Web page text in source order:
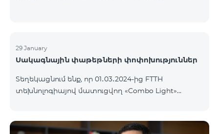
29 January
Սակագնային փաթեթների փոփոխություններ
Տեղեկացնում ենք, որ 01․03․2024-ից FTTH
տեխնոլոգիայով մատուցվող «Combo Light»
Մարզային 6900» սակագնային փաթեթով։ Այլ